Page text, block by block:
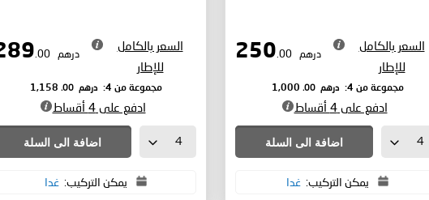
السعر بالكامل
للإطار
درهم .00
مجموعة من 4: درهم .00
ادفع على 4 أقساط
اضافة الى السلة
يمكن التركيب: غدا
السعر بالكامل
للإطار
درهم .00
مجموعة من 4: درهم .00
ادفع على 4 أقساط
اضافة الى السلة
يمكن التركيب: غدا